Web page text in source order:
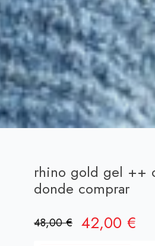
rhino gold gel ++
donde comprar
48,00€ El
42,00 €